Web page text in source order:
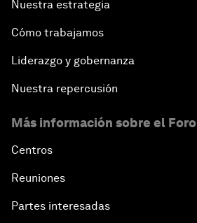
Nuestra estrategia
Cómo trabajamos
Liderazgo y gobernanza
Nuestra repercusión
Más información sobre el Foro
Centros
Reuniones
Partes interesadas